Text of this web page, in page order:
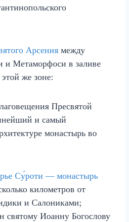
Арсения между
и Метаморфоси в заливе
же зоне:
Пресвятой
и самый
монастырь во
Су́роти — монастырь
километров от
и Салониками;
святому Иоанну Богослову